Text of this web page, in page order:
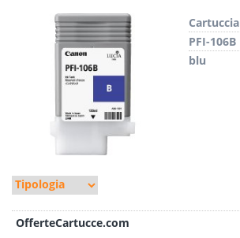
Cartuccia
PFI-106B
blu
OfferteCartucce.com